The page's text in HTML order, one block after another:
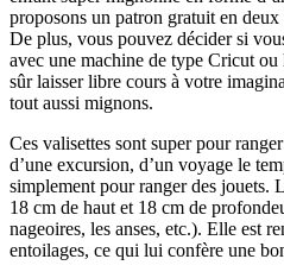
proposons un patron gratuit en
De plus, vous pouvez décider si
avec une machine de type Cricut
sûr laisser libre cours à votre
tout aussi mignons.
Ces valisettes sont super pour
d’une excursion, d’un voyage le
simplement pour ranger des jouets.
18 cm de haut et 18 cm de
nageoires, les anses, etc.). Elle est
entoilages, ce qui lui confère une